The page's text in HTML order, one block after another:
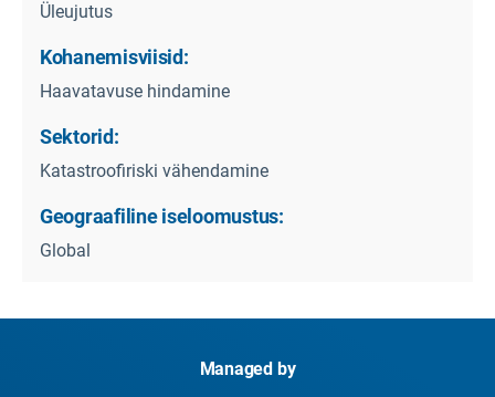
Üleujutus
Kohanemisviisid:
Haavatavuse hindamine
Sektorid:
Katastroofiriski vähendamine
Geograafiline iseloomustus:
Global
Managed by